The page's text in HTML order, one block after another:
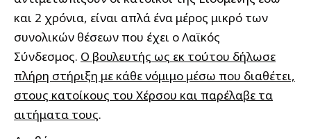
και 2 χρόνια, είναι απλά ένα μέρος μικρό των
συνολικών θέσεων που έχει ο Λαϊκός
Σύνδεσμος. Ο βουλευτής ως εκ τούτου δήλωσε
πλήρη στήριξη με κάθε νόμιμο μέσω που διαθέτει,
στους κατοίκους του Χέρσου και παρέλαβε τα
αιτήματα τους.